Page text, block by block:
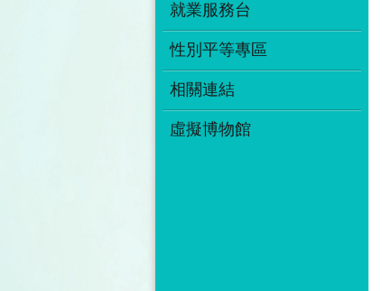
就業服務台
性別平等專區
相關連結
虛擬博物館